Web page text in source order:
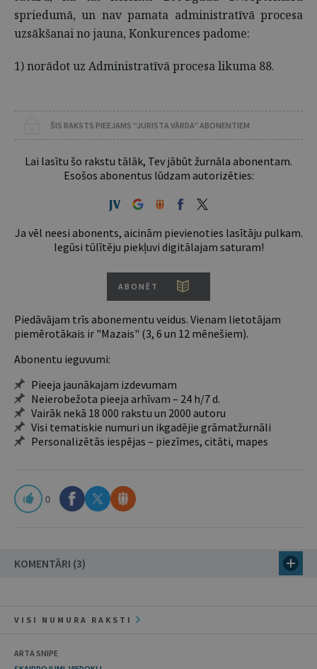
spriedumā, un nav pamata administratīvā procesa
uzsākšanai no jauna, Konkurences padome:
1) norādot uz Administratīvā procesa likuma 88.
ŠIS RAKSTS PIEEJAMS “JURISTA VĀRDA” ABONENTIEM
Lai lasītu šo rakstu tālāk, Tev jābūt žurnāla abonentam.
Esošos abonentus lūdzam autorizēties:
Ja vēl neesi abonents, aicinām pievienoties lasītāju pulkam.
Iegūsi tūlītēju piekļuvi digitālajam saturam!
ABONĒT
Piedāvājam trīs abonementu veidus. Vienam lietotājam
piemērotākais ir "Mazais" (3, 6 un 12 mēnešiem).
Abonentu ieguvumi:
Pieeja jaunākajam izdevumam
Neierobežota pieeja arhīvam – 24 h/7 d.
Vairāk nekā 18 000 rakstu un 2000 autoru
Visi tematiskie numuri un ikgadējie grāmatžurnāli
Personalizētās iespējas – piezīmes, citāti, mapes
0
KOMENTĀRI (3)
VISI NUMURA RAKSTI
ARTA SNIPE